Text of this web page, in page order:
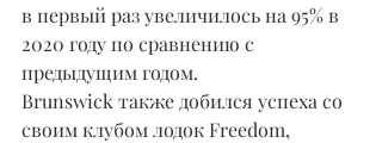
в первый раз увеличилось на 95% в
2020 году по сравнению с
предыдущим годом.
Brunswick также добился успеха со
своим клубом лодок Freedom,